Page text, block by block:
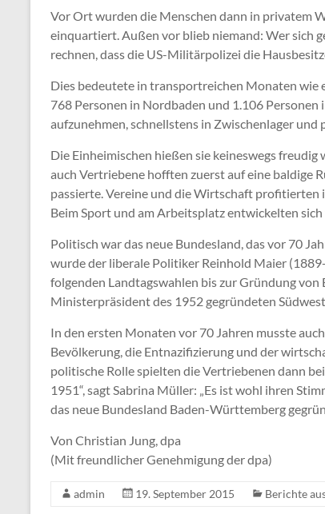
Vor Ort wurden die Menschen dann in privatem
einquartiert. Außen vor blieb niemand: Wer sich
rechnen, dass die US-Militärpolizei die
Dies bedeutete in transportreichen Monaten
768 Personen in Nordbaden und 1.106
aufzunehmen, schnellstens in Zwischenlager
Die Einheimischen hießen sie keineswegs freudig
auch Vertriebene hofften zuerst auf eine baldige
passierte. Vereine und die Wirtschaft profitierten
Beim Sport und am Arbeitsplatz entwickelten
Politisch war das neue Bundesland, das vor 70
wurde der liberale Politiker Reinhold Maier
folgenden Landtagswahlen bis zur Gründung
Ministerpräsident des 1952 gegründeten
In den ersten Monaten vor 70 Jahren musste
Bevölkerung, die Entnazifizierung und der
politische Rolle spielten die Vertriebenen dann
1951“, sagt Sabrina Müller: „Es ist wohl ihren
das neue Bundesland Baden-Württemberg
Von Christian Jung, dpa
(Mit freundlicher Genehmigung der dpa)
admin 19. September 2015 Berichte